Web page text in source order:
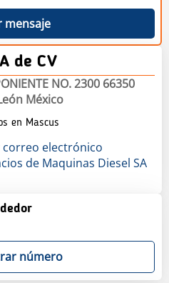
mensaje
de CV
NO. 2300 66350
México
en Mascus
electrónico
de Maquinas Diesel SA
número